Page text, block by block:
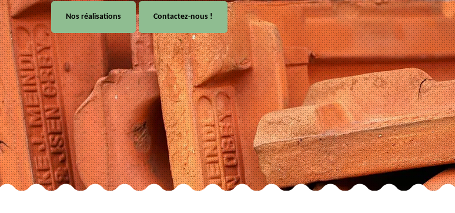
Nos réalisations Contactez-nous !